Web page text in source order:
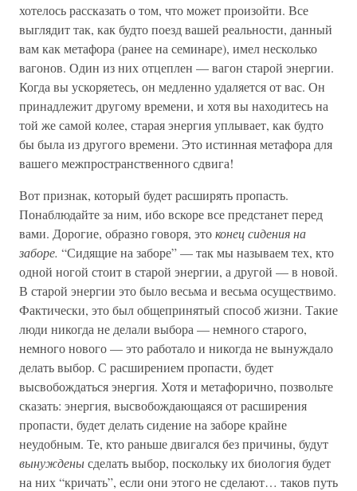
хотелось рассказать о том, что может произойти. Все
выглядит так, как будто поезд вашей реальности, данный
вам как метафора (ранее на семинаре), имел несколько
вагонов. Один из них отцеплен — вагон старой энергии.
Когда вы ускоряетесь, он медленно удаляется от вас. Он
принадлежит другому времени, и хотя вы находитесь на
той же самой колее, старая энергия уплывает, как будто
бы была из другого времени. Это истинная метафора для
вашего межпространственного сдвига!
Вот признак, который будет расширять пропасть.
Понаблюдайте за ним, ибо вскоре все предстанет перед
вами. Дорогие, образно говоря, этоконец сидения на
заборе. “Сидящие на заборе” — так мы называем тех, кто
одной ногой стоит в старой энергии, а другой — в новой.
В старой энергии это было весьма и весьма осуществимо.
Фактически, это был общепринятый способ жизни. Такие
люди никогда не делали выбора — немного старого,
немного нового — это работало и никогда не вынуждало
делать выбор. С расширением пропасти, будет
высвобождаться энергия. Хотя и метафорично, позвольте
сказать: энергия, высвобождающаяся от расширения
пропасти, будет делать сидение на заборе крайне
неудобным. Те, кто раньше двигался без причины, будут
вынужденысделать выбор, поскольку их биология будет
на них “кричать”, если они этого не сделают… таков путь